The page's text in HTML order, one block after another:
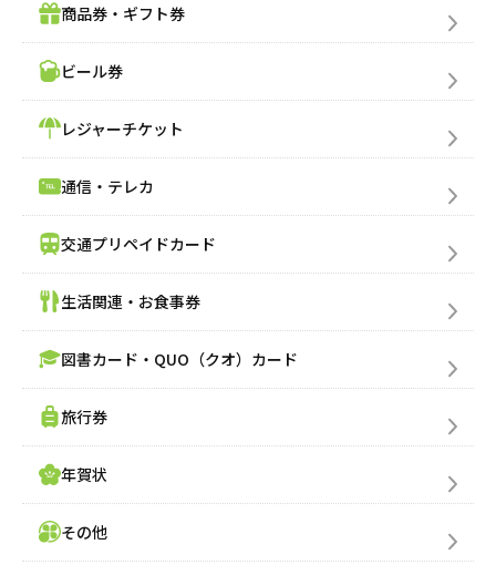
商品券・ギフト券
ビール券
レジャーチケット
通信・テレカ
交通プリペイドカード
生活関連・お食事券
図書カード・QUO（クオ）カード
旅行券
年賀状
その他